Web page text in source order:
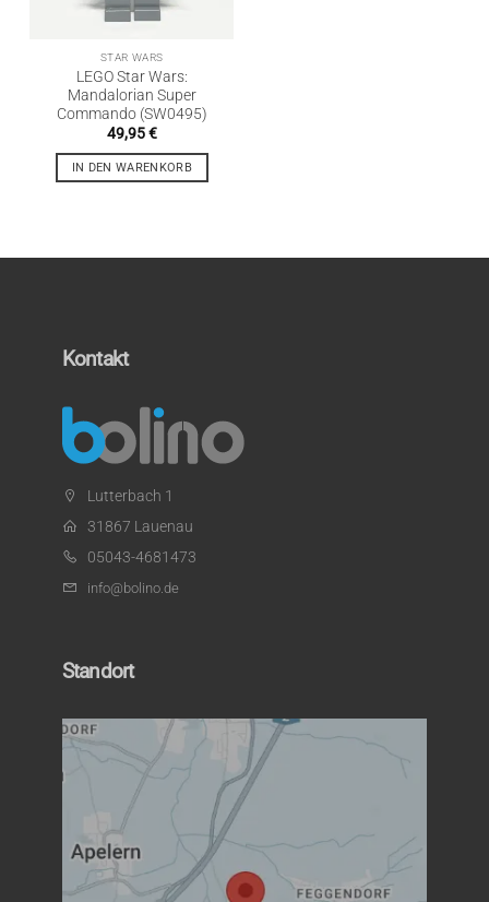
STAR WARS
LEGO Star Wars:
Mandalorian Super
Commando (SW0495)
49,95€
IN DEN WARENKORB
Kontakt
Lutterbach 1
31867 Lauenau
05043-4681473
info@bolino.de
Standort